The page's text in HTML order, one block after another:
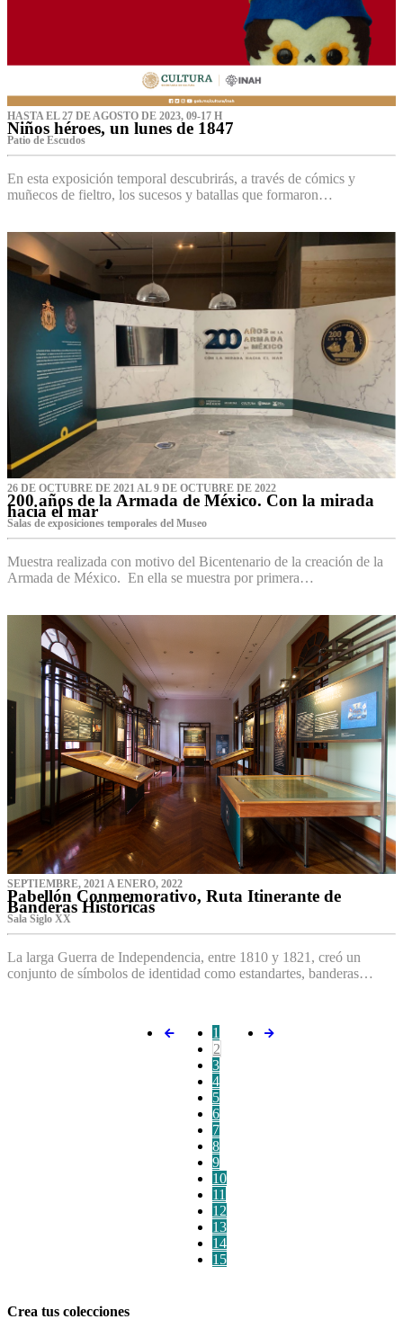
HASTA EL 27 DE AGOSTO DE 2023, 09-17 H
Niños héroes, un lunes de 1847
Patio de Escudos
En esta exposición temporal descubrirás, a través de cómics y
muñecos de fieltro, los sucesos y batallas que formaron…
26 DE OCTUBRE DE 2021 AL 9 DE OCTUBRE DE 2022
200 años de la Armada de México. Con la mirada
hacia el mar
Salas de exposiciones temporales del Museo‌
Muestra realizada con motivo del Bicentenario de la creación de la
Armada de México. En ella se muestra por primera…
SEPTIEMBRE, 2021 A ENERO, 2022
Pabellón Conmemorativo, Ruta Itinerante de
Banderas Históricas
Sala Siglo XX
La larga Guerra de Independencia, entre 1810 y 1821, creó un
conjunto de símbolos de identidad como estandartes, banderas…
1
2
3
4
5
6
7
8
9
10
11
12
13
14
15
Crea tus colecciones